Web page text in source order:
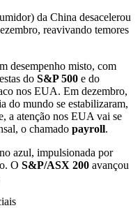
da China desacelerou
reavivando temores
desempenho misto, com
do S&P 500 e do
nos EUA. Em dezembro,
do mundo se estabilizaram,
a atenção nos EUA vai se
o chamado payroll.
azul, impulsionada por
O S&P/ASX 200 avançou